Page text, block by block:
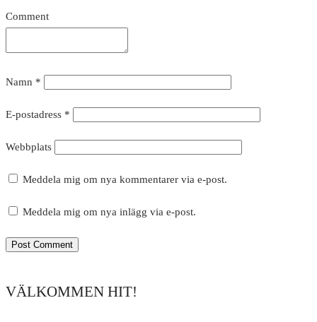
Comment
Namn *
E-postadress *
Webbplats
Meddela mig om nya kommentarer via e-post.
Meddela mig om nya inlägg via e-post.
VÄLKOMMEN HIT!